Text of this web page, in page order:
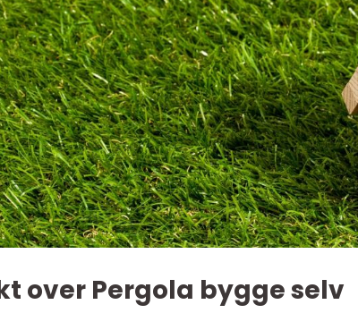
over Pergola bygge selv